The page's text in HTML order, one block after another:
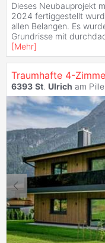
Dieses Neubauprojekt
2024 fertiggestellt
allen Belangen. Es
Grundrisse mit
[Mehr]
Traumhafte 4-
6393 St. Ulrich am